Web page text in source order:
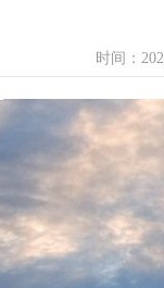
时间：